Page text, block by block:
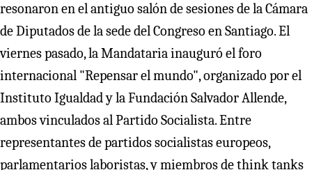
resonaron en el antiguo salón de sesiones de la Cámara
de Diputados de la sede del Congreso en Santiago. El
viernes pasado, la Mandataria inauguró el foro
internacional "Repensar el mundo", organizado por el
Instituto Igualdad y la Fundación Salvador Allende,
ambos vinculados al Partido Socialista. Entre
representantes de partidos socialistas europeos,
parlamentarios laboristas, y miembros de think tanks